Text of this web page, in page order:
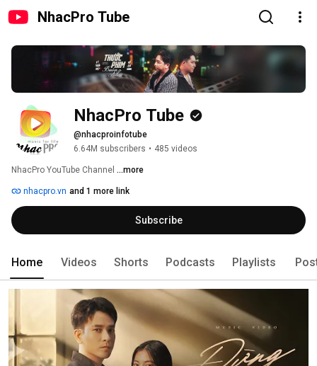
NhacPro Tube
NhacPro Tube
@nhacproinfotube
6.64M subscribers • 485 videos
NhacPro YouTube Channel ...more
nhacpro.vn and 1 more link
Subscribe
Home Videos Shorts Podcasts Playlists